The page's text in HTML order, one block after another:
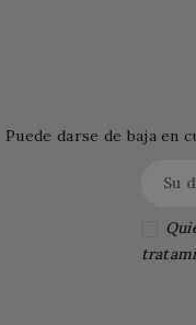
Puede darse de baja en